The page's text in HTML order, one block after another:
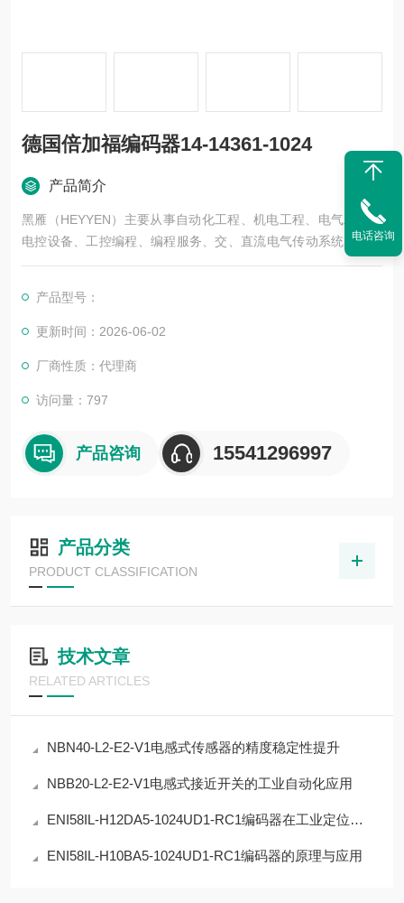
德国倍加福编码器14-14361-1024
产品简介
黑雁（HEYYEN）主要从事自动化工程、机电工程、电气工程、
电控设备、工控编程、编程服务、交、直流电气传动系统、自动
化控制系统及其装置的研究与服务，不但可以独立承包工程项
的现代化电控设备。
服务行业涉及冶金、石油、化工、纺织、食品、制药、电力、环
等生产线提供先进的电气传动系统和自动化控制
产品型号：
更新时间：2026-06-02
厂商性质：代理商
访问量：797
产品咨询 15541296997
产品分类
PRODUCT CLASSIFICATION
技术文章
RELATED ARTICLES
NBN40-L2-E2-V1电感式传感器的精度稳定性提升
NBB20-L2-E2-V1电感式接近开关的工业自动化应用
ENI58IL-H12DA5-1024UD1-RC1编码器在工业定位中的应用
ENI58IL-H10BA5-1024UD1-RC1编码器的原理与应用
电话咨询